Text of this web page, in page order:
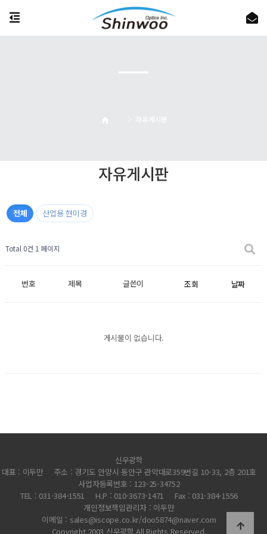
자유게시판
전체 산업용 현미경
Total 0건 1 페이지
번호 제목 글쓴이 조회 날짜
게시물이 없습니다.
신우광학
대표 : 이두만
주소 : 경기도 안양시 동안구 관악대로359번길 10-33, 2층 201호
사업자등록번호 : 123-25-34752
TEL : 031-384-1551
H.P : 010-3673-1471
Fax : 031-384-1556
개인정보책임관리자 : 이두만
이메일 : sales@iscope.co.kr/doo5874@naver.com
Copyright 2003 신우광학 All Rights Reserved.